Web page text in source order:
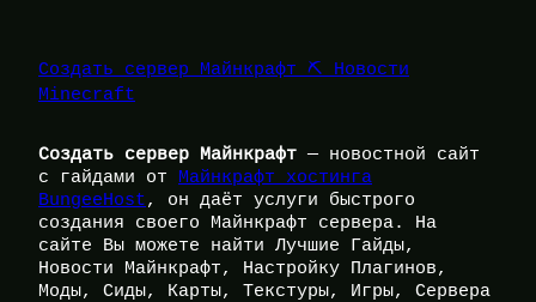
Создать сервер Майнкрафт ⛏️ Новости
Minecraft
Создать сервер Майнкрафт — новостной сайт
с гайдами от Майнкрафт хостинга
BungeeHost, он даёт услуги быстрого
создания своего Майнкрафт сервера. На
сайте Вы можете найти Лучшие Гайды,
Новости Майнкрафт, Настройку Плагинов,
Моды, Сиды, Карты, Текстуры, Игры, Сервера